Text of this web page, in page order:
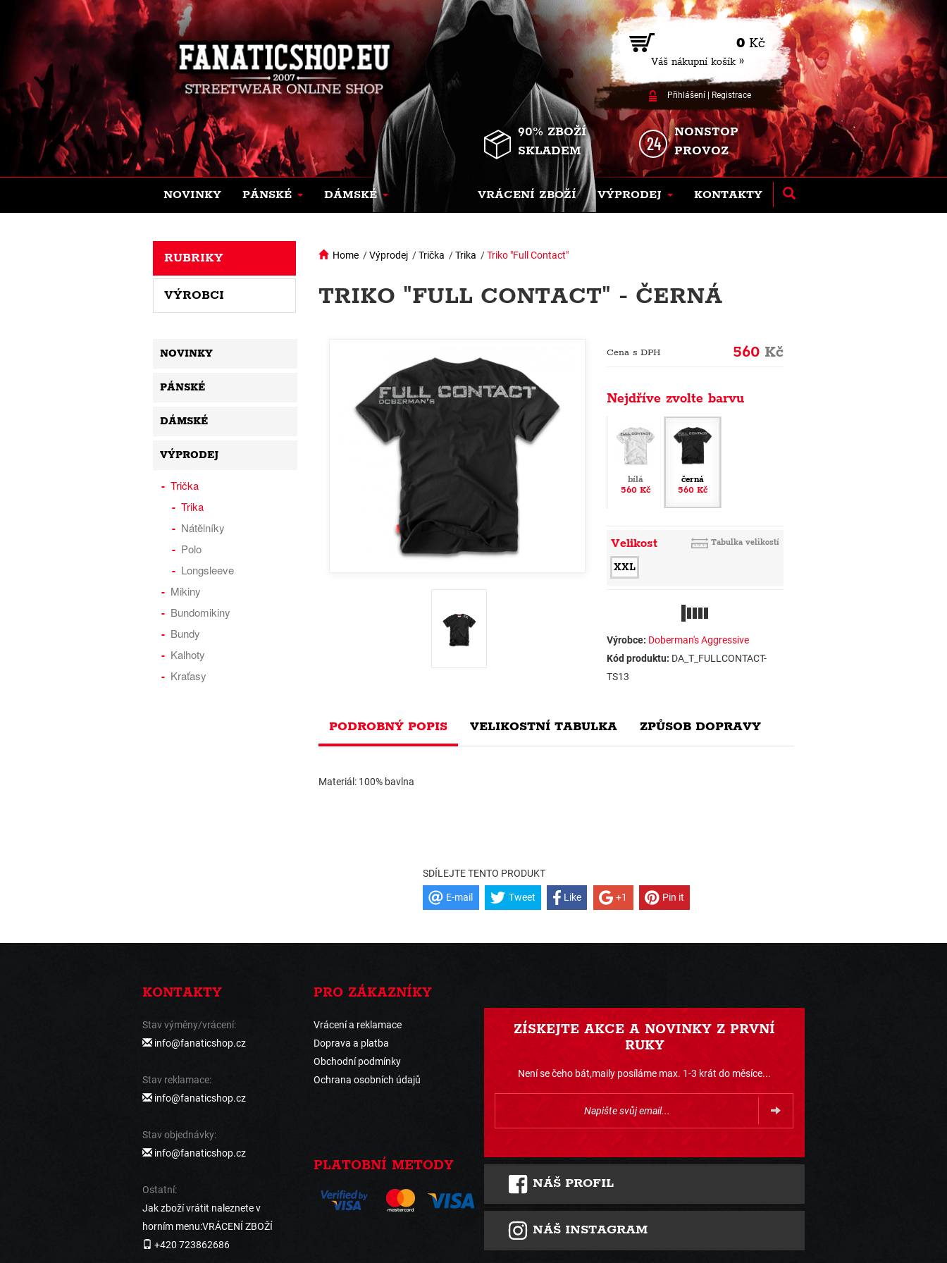
0 Kč
Váš nákupní košík »
Přihlášení| Registrace
90% ZBOŽÍ
SKLADEM
NONSTOP
PROVOZ
NOVINKY PÁNSKÉ DÁMSKÉ VRÁCENÍ ZBOŽÍ VÝPRODEJ KONTAKTY
Home /Výprodej /Trička /Trika /Triko "Full Contact"
TRIKO "FULL CONTACT" - ČERNÁ
Cena s DPH 560 Kč
Nejdříve zvolte barvu
bílá
560 Kč
černá
560 Kč
Velikost Tabulka velikostí
XXL
Výrobce: Doberman's Aggressive
Kód produktu: DA_T_FULLCONTACT-
TS13
PODROBNÝ POPIS VELIKOSTNÍ TABULKA ZPŮSOB DOPRAVY
Materiál: 100% bavlna
SDÍLEJTE TENTO PRODUKT
E-mail Tweet Like +1 Pin it
RUBRIKY
VÝROBCI
NOVINKY
PÁNSKÉ
DÁMSKÉ
VÝPRODEJ
Trička
Trika
Nátělníky
Polo
Longsleeve
Mikiny
Bundomikiny
Bundy
Kalhoty
Kraťasy
KONTAKTY
Stav výměny/vrácení:
info@fanaticshop.cz
Stav reklamace:
info@fanaticshop.cz
Stav objednávky:
info@fanaticshop.cz
Ostatní:
Jak zboží vrátit naleznete v
horním menu:VRÁCENÍ ZBOŽÍ
+420 723862686
PRO ZÁKAZNÍKY
Vrácení a reklamace
Doprava a platba
Obchodní podmínky
Ochrana osobních údajů
PLATOBNÍ METODY
ZÍSKEJTE AKCE A NOVINKY Z PRVNÍ
RUKY
Není se čeho bát,maily posíláme max. 1-3 krát do měsíce...
NÁŠ PROFIL
NÁŠ INSTAGRAM